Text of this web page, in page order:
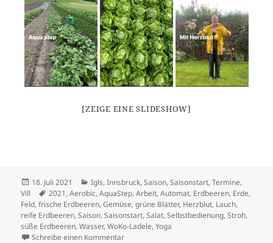
[ZEIGE EINE SLIDESHOW]
Veröffentlicht
am
18. Juli 2021 Kategorien
Igls,Innsbruck,Saison,Saisonstart,Termine,
Vill
Schlagwörter
2021,Aerobic,AquaStep,Arbeit,Automat, Erdbeeren, Erde,
Feld,frische Erdbeeren,Gemüse,grüne Blätter, Herzblut, Lauch,
reife Erdbeeren,Saison,Saisonstart,Salat,Selbstbedienung,Stroh,
süße Erdbeeren,Wasser,WoKo-Ladele,Yoga
Schreibe einen Kommentarzu Juli 2021